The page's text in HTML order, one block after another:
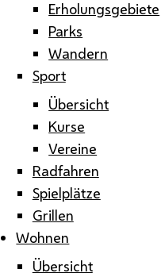
Erholungsgebiete
Parks
Wandern
Sport
Übersicht
Kurse
Vereine
Radfahren
Spielplätze
Grillen
Wohnen
Übersicht